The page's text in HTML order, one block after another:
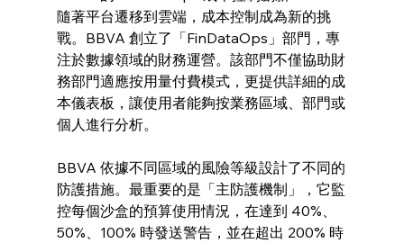
隨著平台遷移到雲端，成本控制成為新的挑
戰。BBVA 創立了「FinDataOps」部門，專
注於數據領域的財務運營。該部門不僅協助財
務部門適應按用量付費模式，更提供詳細的成
本儀表板，讓使用者能夠按業務區域、部門或
個人進行分析。
BBVA 依據不同區域的風險等級設計了不同的
防護措施。最重要的是「主防護機制」，它監
控每個沙盒的預算使用情況，在達到 40%、
50%、100% 時發送警告，並在超出 200% 時